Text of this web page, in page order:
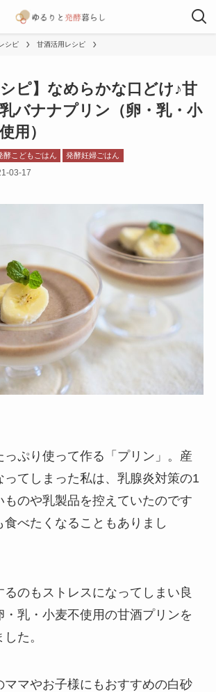
シピ 甘酒活用レシピ
シピ】なめらかな口どけ♪甘
バナナプリン（卵・乳・小
用）
酵こどもごはん 発酵妊婦ごはん
03-17
っぷり使って作る「プリン」。産
ってしまった私は、乳腺炎対策の1
ものや乳製品を控えていたのです
食べたくなることもありまし
るのもストレスになってしまい良
・乳・小麦不使用の甘酒プリンを
た。
ママやお子様にもおすすめの白砂